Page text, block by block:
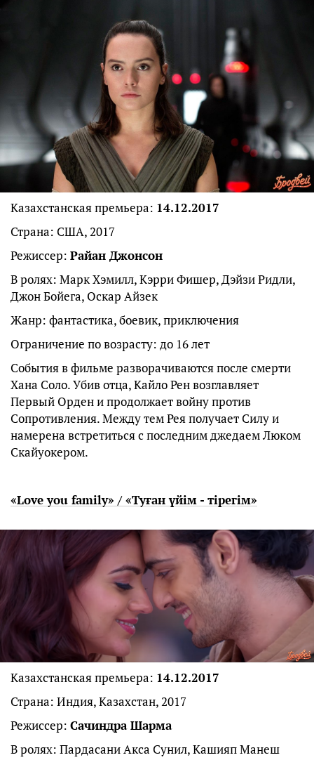
Казахстанская премьера: 14.12.2017
Страна: США, 2017
Режиссер: Райан Джонсон
В ролях: Марк Хэмилл, Кэрри Фишер, Дэйзи Ридли,
Джон Бойега, Оскар Айзек
Жанр: фантастика, боевик, приключения
Ограничение по возрасту: до 16 лет
События в фильме разворачиваются после смерти
Хана Соло. Убив отца, Кайло Рен возглавляет
Первый Орден и продолжает войну против
Сопротивления. Между тем Рея получает Силу и
намерена встретиться с последним джедаем Люком
Скайуокером.
«Love you family» / «Туған үйім - тірегім»
Казахстанская премьера: 14.12.2017
Страна: Индия, Казахстан, 2017
Режиссер: Сачиндра Шарма
В ролях: Пардасани Акса Сунил, Кашияп Манеш